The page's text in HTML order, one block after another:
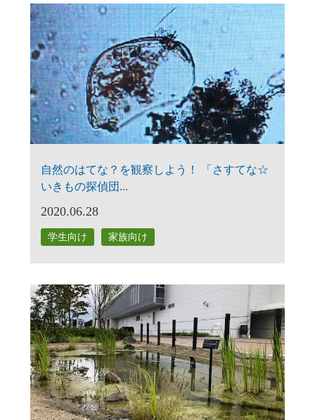
自然のはてな？を観察しよう！ 「さすてな☆
いきもの探偵団...
2020.06.28
学生向け 家族向け